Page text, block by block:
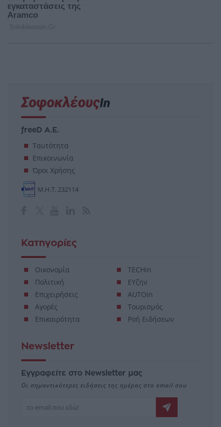
freeD Α.Ε.
Ταυτότητα
Επικοινωνία
Όροι Χρήσης
Μ.Η.Τ. 232114
Κατηγορίες
Οικονομία
Πολιτική
Επιχειρήσεις
Αγορές
Επικαιρότητα
TECHin
ΕΥζην
AUTOin
Τουρισμός
Ροή Ειδήσεων
Newsletter
Εγγραφείτε στο Newsletter μας
Οι σημαντικότερες ειδήσεις της ημέρας στο email σου